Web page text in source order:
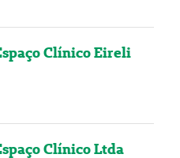
Clínico Eireli
Clínico Ltda